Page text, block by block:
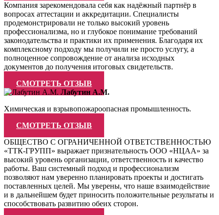
Компания зарекомендовала себя как надёжный партнёр в
вопросах аттестации и аккредитации. Специалисты
продемонстрировали не только высокий уровень
профессионализма, но и глубокое понимание требований
законодательства и практики их применения. Благодаря их
комплексному подходу мы получили не просто услугу, а
полноценное сопровождение от анализа исходных
документов до получения итоговых свидетельств.
СМОТРЕТЬ ОТЗЫВ
Лабутин А.М.
Химическая и взрывопожароопасная промышленность.
СМОТРЕТЬ ОТЗЫВ
ОБЩЕСТВО С ОГРАНИЧЕННОЙ ОТВЕТСТВЕННОСТЬЮ
«ТТК-ГРУПП» выражает признательность ООО «НЦАА» за
высокий уровень организации, ответственность и качество
работы. Ваш системный подход и профессионализм
позволяют нам уверенно планировать проекты и достигать
поставленных целей. Мы уверены, что наше взаимодействие
и в дальнейшем будет приносить положительные результаты и
способствовать развитию обеих сторон.